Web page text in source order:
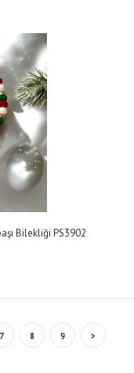
Bileklik PS4173
Modeli : kelepçe
Bilekliği PS3902
7 8 9 >